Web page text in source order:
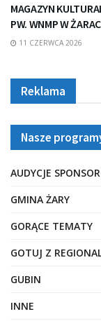
MAGAZYN
PW. WNMP W
11 CZERWCA 2026
Reklama
Nasze
AUDYCJE
GMINA ŻARY
GORĄCE TEMATY
GOTUJ Z
GUBIN
INNE